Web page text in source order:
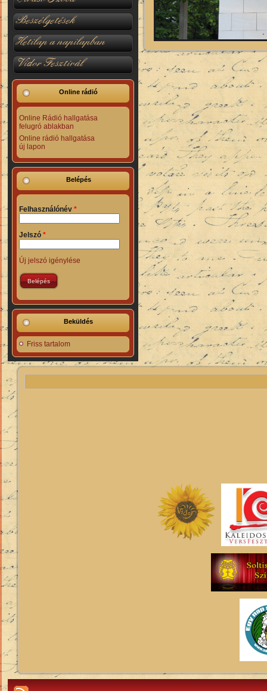
Beszélgetések
Hetilap a napilapban
Vidor Fesztivál
Online rádió
Online Rádió hallgatása
felugró ablakban
Online rádió hallgatása
új lapon
Belépés
Felhasználónév *
Jelszó *
Új jelszó igénylése
Beküldés
Friss tartalom